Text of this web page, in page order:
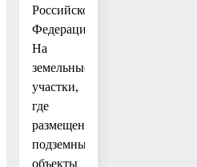
Российской
Федерации:
На
земельные
участки,
где
размещены
подземные
объекты